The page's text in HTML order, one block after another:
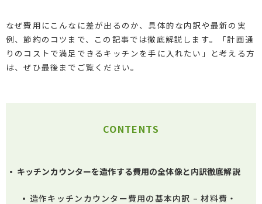
なぜ費用にこんなに差が出るのか、具体的な内訳や最新の実
例、節約のコツまで、この記事では徹底解説します。「計画通
りのコストで満足できるキッチンを手に入れたい」と考える方
は、ぜひ最後までご覧ください。
CONTENTS
キッチンカウンターを造作する費用の全体像と内訳徹底解説
造作キッチンカウンター費用の基本内訳 – 材料費・